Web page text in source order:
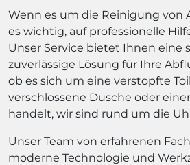
Wenn es um die Reinigung von
es wichtig, auf professionelle
Unser Service bietet Ihnen eine
zuverlässige Lösung für Ihre
ob es sich um eine verstopfte
verschlossene Dusche oder
handelt, wir sind rund um die
Unser Team von erfahrenen
moderne Technologie und